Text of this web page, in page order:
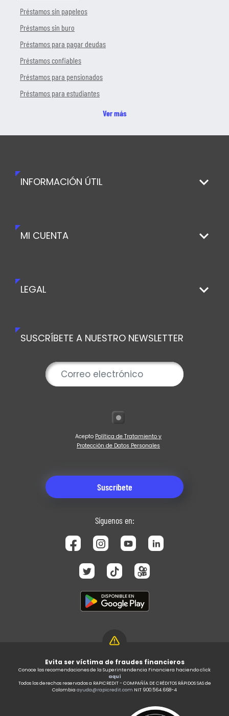
Préstamos sin papeleos
Préstamos sin buro
Préstamos para pagar deudas
Préstamos confiables
Préstamos para pensionados
Préstamos para estudiantes
Ver más
INFORMACIÓN ÚTIL
MI CUENTA
LEGAL
SUSCRÍBETE A NUESTRO NEWSLETTER
Acepto Política de Tratamiento y
Protección de Datos Personales
Síguenos en:
Evita ser víctima de fraudes financieros
Conoce las recomendaciones de la Superintendencia Financiera haciendo click
aquí
Todos los derechos reservados a RAPICREDIT - COMPAÑÍA DE CRÉDITOS RÁPIDOS SAS de
Colombia ayuda@rapicredit.com NIT 900.564.668-4